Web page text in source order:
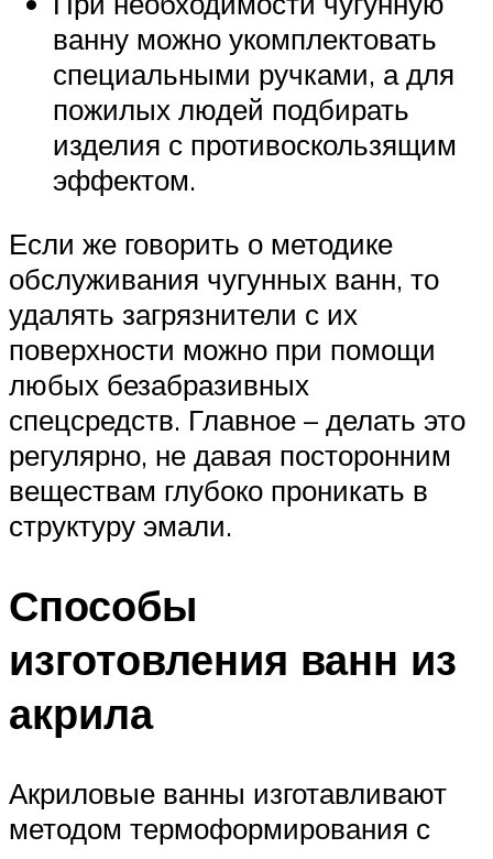
ванну можно укомплектовать
специальными ручками, а для
пожилых людей подбирать
изделия с противоскользящим
эффектом.
Если же говорить о методике
обслуживания чугунных ванн, то
удалять загрязнители с их
поверхности можно при помощи
любых безабразивных
спецсредств. Главное – делать это
регулярно, не давая посторонним
веществам глубоко проникать в
структуру эмали.
Способы
изготовления ванн из
акрила
Акриловые ванны изготавливают
методом термоформирования с